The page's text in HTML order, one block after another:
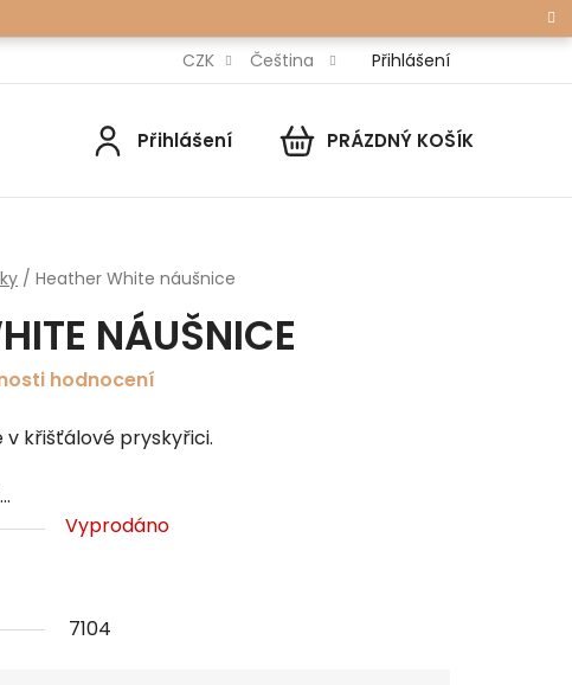
CZK Čeština Přihlášení
Přihlášení
NÁKUPNÍPRÁZDNÝ KOŠÍK
/ Heather White náušnice
NÁUŠNICE
hodnocení
křišťálové pryskyřici.
Vyprodáno
7104